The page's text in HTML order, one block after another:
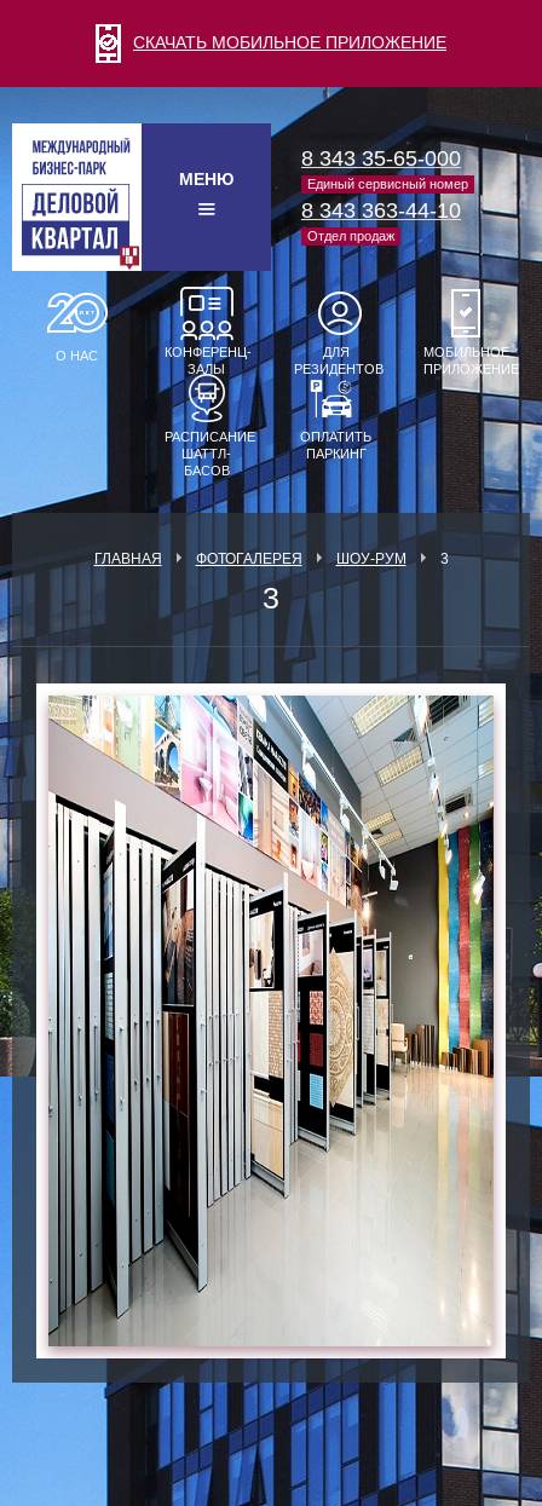
СКАЧАТЬ МОБИЛЬНОЕ ПРИЛОЖЕНИЕ
МЕНЮ
8 343 35-65-000
Единый сервисный номер
8 343 363-44-10
Отдел продаж
О НАС
КОНФЕРЕНЦ-
ЗАЛЫ
ДЛЯ
РЕЗИДЕНТОВ
МОБИЛЬНОЕ
ПРИЛОЖЕНИЕ
РАСПИСАНИЕ
ШАТТЛ-
БАСОВ
ОПЛАТИТЬ
ПАРКИНГ
ГЛАВНАЯ ФОТОГАЛЕРЕЯ ШОУ-РУМ 3
3